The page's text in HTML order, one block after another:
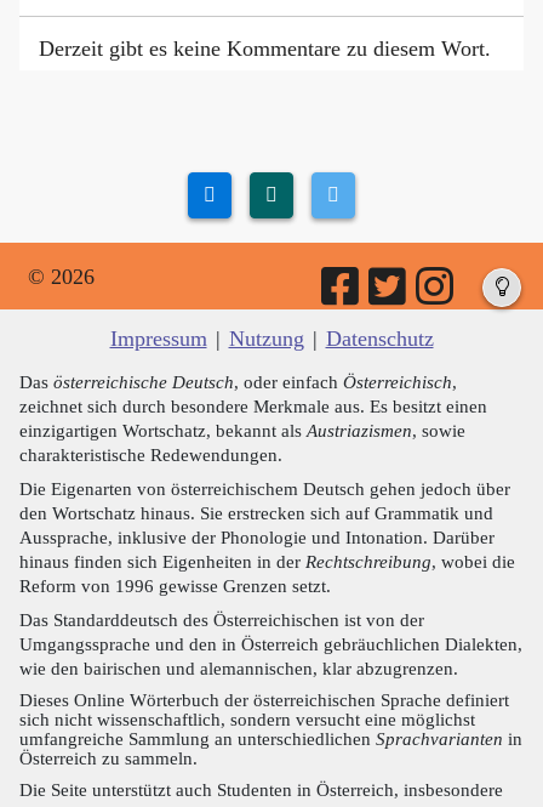
Derzeit gibt es keine Kommentare zu diesem Wort.
© 2026
Impressum | Nutzung | Datenschutz
Das österreichische Deutsch, oder einfach Österreichisch,
zeichnet sich durch besondere Merkmale aus. Es besitzt einen
einzigartigen Wortschatz, bekannt alsAustriazismen, sowie
charakteristische Redewendungen.
Die Eigenarten von österreichischem Deutsch gehen jedoch über
den Wortschatz hinaus. Sie erstrecken sich auf Grammatik und
Aussprache, inklusive der Phonologie und Intonation. Darüber
hinaus finden sich Eigenheiten in der Rechtschreibung, wobei die
Reform von 1996 gewisse Grenzen setzt.
Das Standarddeutsch des Österreichischen ist von der
Umgangssprache und den in Österreich gebräuchlichen Dialekten,
wie den bairischen und alemannischen, klar abzugrenzen.
Dieses Online Wörterbuch der österreichischen Sprache definiert
sich nicht wissenschaftlich, sondern versucht eine möglichst
umfangreiche Sammlung an unterschiedlichen Sprachvarianten in
Österreich zu sammeln.
Die Seite unterstützt auch Studenten in Österreich, insbesondere